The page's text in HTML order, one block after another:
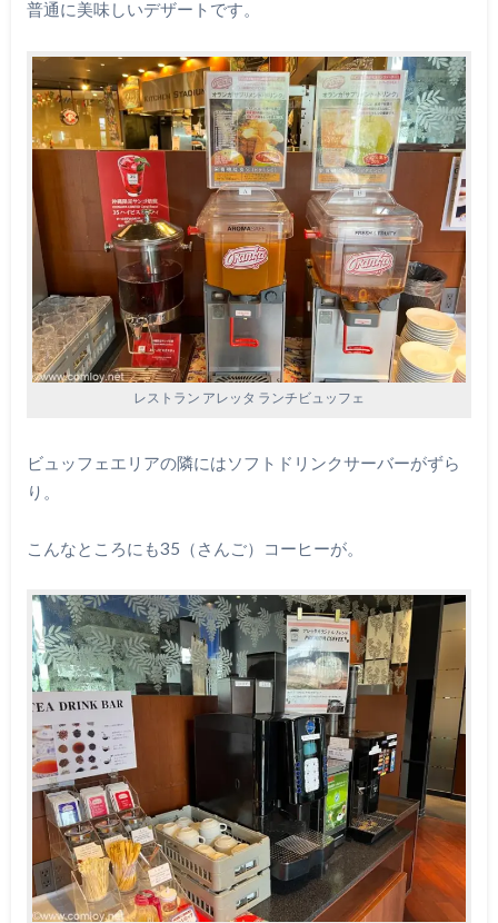
普通に美味しいデザートです。
レストラン アレッタ ランチビュッフェ
ビュッフェエリアの隣にはソフトドリンクサーバーがずら
り。
こんなところにも35（さんご）コーヒーが。